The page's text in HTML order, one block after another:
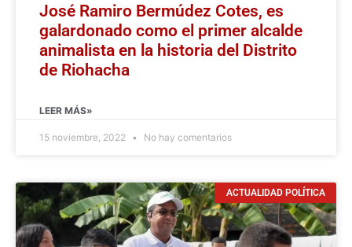
José Ramiro Bermúdez Cotes, es
galardonado como el primer alcalde
animalista en la historia del Distrito
de Riohacha
LEER MÁS»
15 noviembre, 2022 No hay comentarios
ACTUALIDAD POLÍTICA